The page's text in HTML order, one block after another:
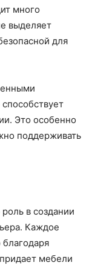
много
выделяет
для
Это особенно
поддерживать
в создании
Каждое
мебели